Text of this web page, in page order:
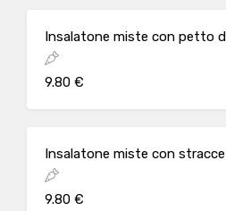
Insalatone miste con petto
9.80 €
Insalatone miste con
9.80 €